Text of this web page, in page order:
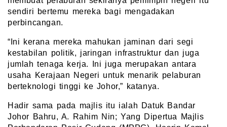
sendiri bertemu mereka bagi mengadakan
perbincangan.
“Ini kerana mereka mahukan jaminan dari segi
kestabilan politik, jaringan infrastruktur dan juga
jumlah tenaga kerja. Ini juga merupakan antara
usaha Kerajaan Negeri untuk menarik pelaburan
berteknologi tinggi ke Johor,” katanya.
Hadir sama pada majlis itu ialah Datuk Bandar
Johor Bahru, A. Rahim Nin; Yang Dipertua Majlis